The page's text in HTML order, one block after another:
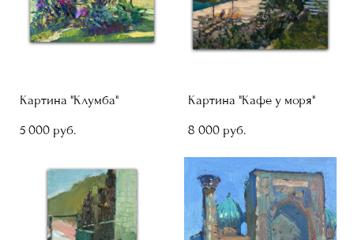
Картина "Клумба"
5 000 pуб.
Картина "Кафе у моря"
8 000 pуб.